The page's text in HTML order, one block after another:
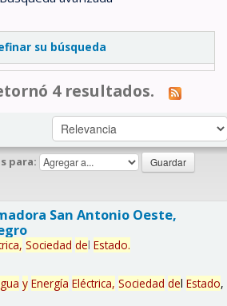
su búsqueda
4 resultados.
para:
San Antonio Oeste,
Sociedad del Estado.
y Energía Eléctrica, Sociedad del Estado,